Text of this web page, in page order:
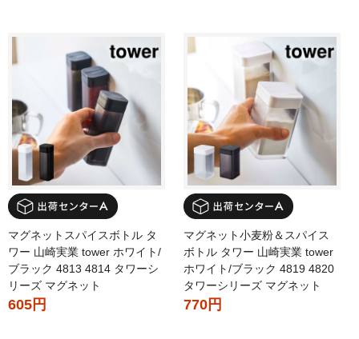
マグネットスパイスボトル タ
ワー 山崎実業 tower ホワイト/
ブラック 4813 4814 タワーシ
リーズ マグネット
605円
マグネット小麦粉＆スパイス
ボトル タワー 山崎実業 tower
ホワイト/ブラック 4819 4820
タワーシリーズ マグネット
770円